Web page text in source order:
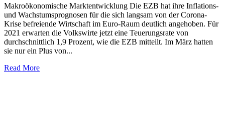
Makroökonomische Marktentwicklung Die EZB hat ihre Inflations-
und Wachstumsprognosen für die sich langsam von der Corona-
Krise befreiende Wirtschaft im Euro-Raum deutlich angehoben. Für
2021 erwarten die Volkswirte jetzt eine Teuerungsrate von
durchschnittlich 1,9 Prozent, wie die EZB mitteilt. Im März hatten
sie nur ein Plus von...
Read More